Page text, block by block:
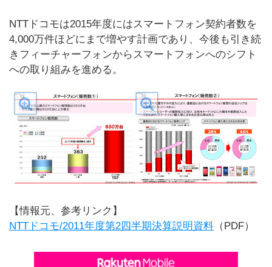
NTTドコモは2015年度にはスマートフォン契約者数を
4,000万件ほどにまで増やす計画であり、今後も引き続
きフィーチャーフォンからスマートフォンへのシフト
への取り組みを進める。
【情報元、参考リンク】
NTTドコモ/2011年度第2四半期決算説明資料 （PDF）